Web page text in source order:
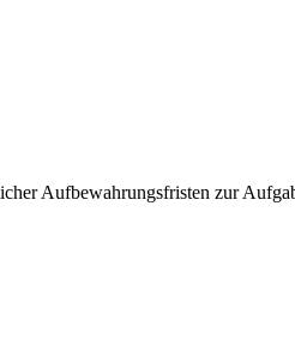
Aufbewahrungsfristen zur